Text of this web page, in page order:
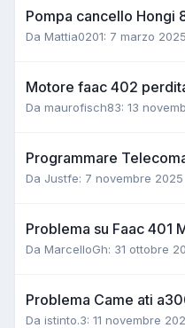
Pompa cancello Hongi
Da Mattia0201: 7 marzo 2025
Motore faac 402
Da maurofisch83: 13
Programmare
Da Justfe: 7 novembre 2025
Problema su Faac 401
Da MarcelloGh: 31 ottobre
Problema Came ati
Da istinto.3: 11 novembre